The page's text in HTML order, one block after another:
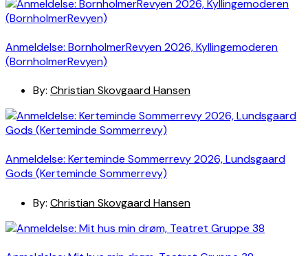
Anmeldelse: BornholmerRevyen 2026, Kyllingemoderen
(BornholmerRevyen)
By: Christian Skovgaard Hansen
Anmeldelse: Kerteminde Sommerrevy 2026, Lundsgaard
Gods (Kerteminde Sommerrevy)
By: Christian Skovgaard Hansen